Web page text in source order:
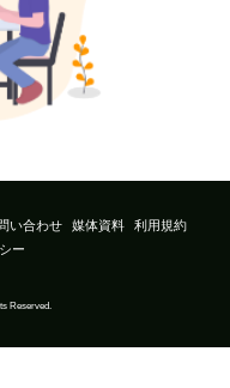
い合わせ 媒体資料
利用規約
ー
Reserved.